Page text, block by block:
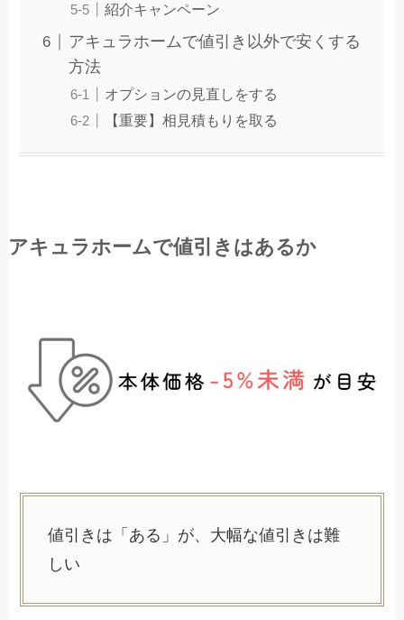
紹介キャンペーン
アキュラホームで値引き以外で安くする
方法
オプションの見直しをする
【重要】相見積もりを取る
アキュラホームで値引きはあるか
値引きは「ある」が、大幅な値引きは難
しい